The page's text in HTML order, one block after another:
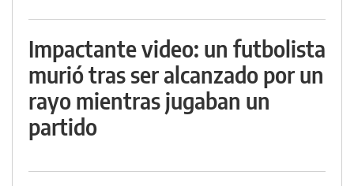
Impactante video: un futbolista
murió tras ser alcanzado por un
rayo mientras jugaban un
partido